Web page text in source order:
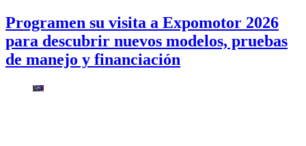
Programen su visita a Expomotor 2026
para descubrir nuevos modelos, pruebas
de manejo y financiación